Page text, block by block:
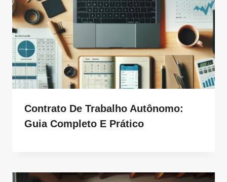
Contrato De Trabalho Autônomo:
Guia Completo E Prático